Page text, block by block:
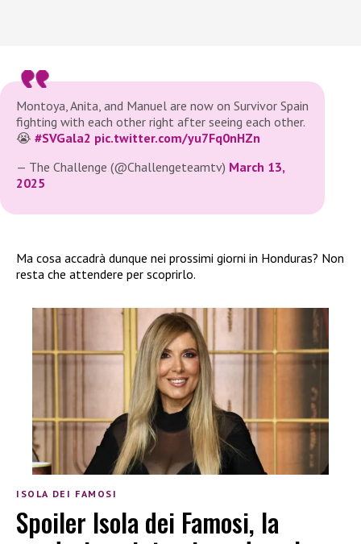
Montoya, Anita, and Manuel are now on Survivor Spain
fighting with each other right after seeing each other.
😭 #SVGala2 pic.twitter.com/yu7Fq0nHZn
— The Challenge (@Challengeteamtv) March 13,
2025
Ma cosa accadrà dunque nei prossimi giorni in Honduras? Non
resta che attendere per scoprirlo.
ISOLA DEI FAMOSI
Spoiler Isola dei Famosi, la